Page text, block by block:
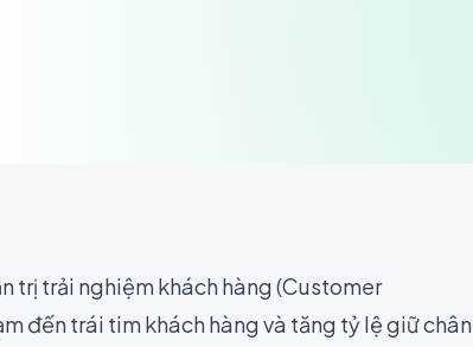
trị trải nghiệm khách hàng (Customer
đến trái tim khách hàng và tăng tỷ lệ giữ chân